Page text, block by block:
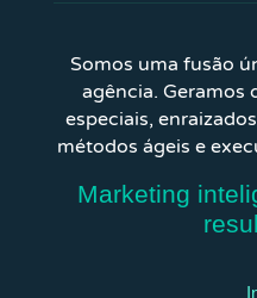
Somos uma fusão
agência. Geramos
especiais,
métodos ágeis e
Marketing